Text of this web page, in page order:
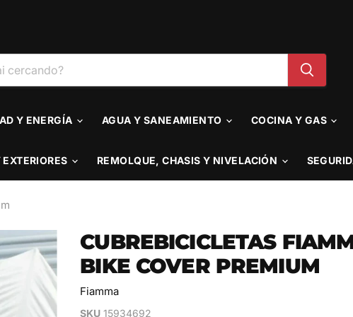
Y ENERGÍA AGUA Y SANEAMIENTO COCINA Y GAS
REMOLQUE, CHASIS Y NIVELACIÓN
CUBREBICICLETAS
BIKE COVER PREMIUM
Fiamma
SKU 15934692